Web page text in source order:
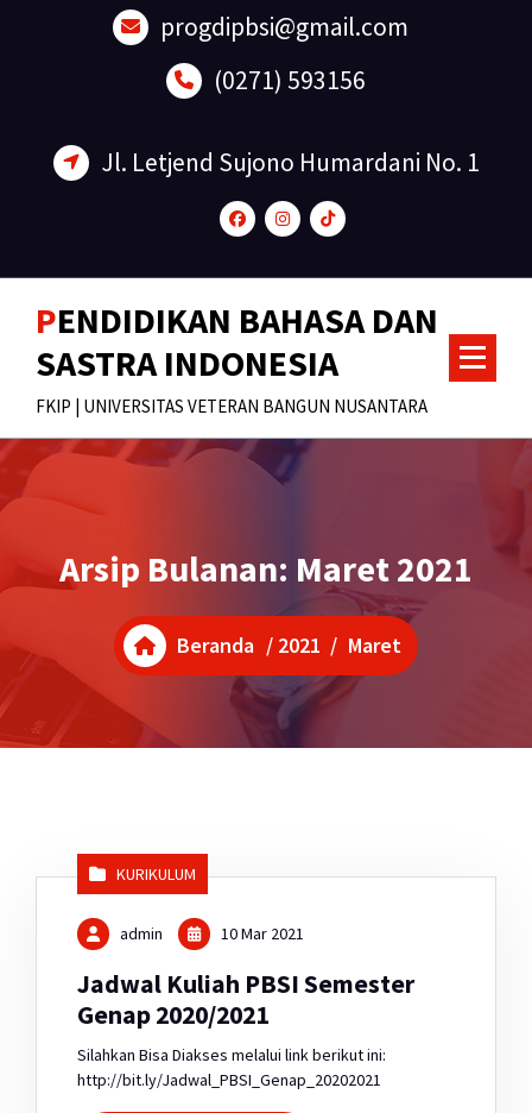
progdipbsi@gmail.com
(0271) 593156
Jl. Letjend Sujono Humardani No. 1
PENDIDIKAN BAHASA DAN
SASTRA INDONESIA
FKIP | UNIVERSITAS VETERAN BANGUN NUSANTARA
Arsip Bulanan: Maret 2021
Beranda / 2021 / Maret
KURIKULUM
admin 10 Mar 2021
Jadwal Kuliah PBSI Semester
Genap 2020/2021
Silahkan Bisa Diakses melalui link berikut ini:
http://bit.ly/Jadwal_PBSI_Genap_20202021